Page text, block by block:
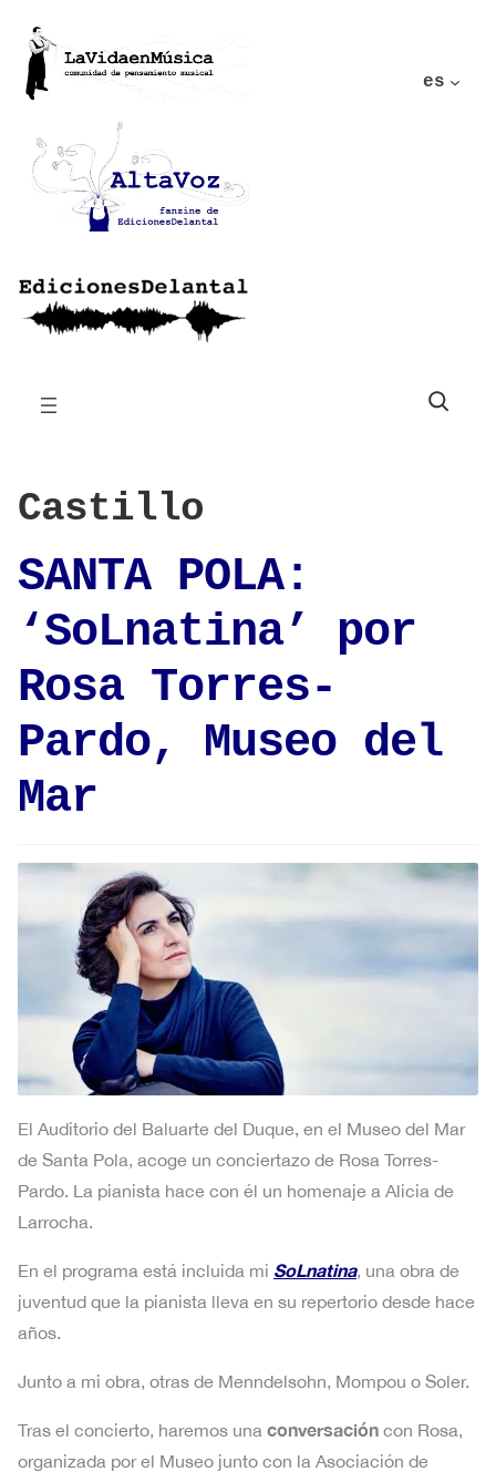
es
Buscar
Castillo
SANTA POLA:
‘SoLnatina’ por
Rosa Torres-
Pardo, Museo del
Mar
El Auditorio del Baluarte del Duque, en el Museo del Mar
de Santa Pola, acoge un conciertazo de Rosa Torres-
Pardo. La pianista hace con él un homenaje a Alicia de
Larrocha.
En el programa está incluida mi SoLnatina, una obra de
juventud que la pianista lleva en su repertorio desde hace
años.
Junto a mi obra, otras de Menndelsohn, Mompou o Soler.
Tras el concierto, haremos una conversación con Rosa,
organizada por el Museo junto con la Asociación de